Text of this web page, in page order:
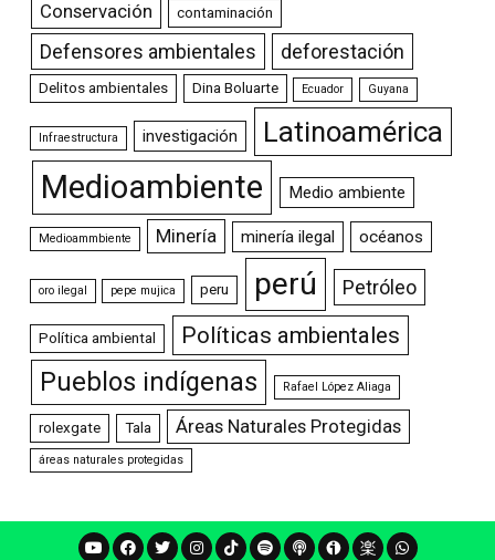
Conservación contaminación
Defensores ambientales deforestación
Delitos ambientales Dina Boluarte Ecuador Guyana
Infraestructura investigación Latinoamérica
Medioambiente Medio ambiente
Medioammbiente Minería minería ilegal océanos
oro ilegal pepe mujica peru perú Petróleo
Política ambiental Políticas ambientales
Pueblos indígenas Rafael López Aliaga
rolexgate Tala Áreas Naturales Protegidas
áreas naturales protegidas